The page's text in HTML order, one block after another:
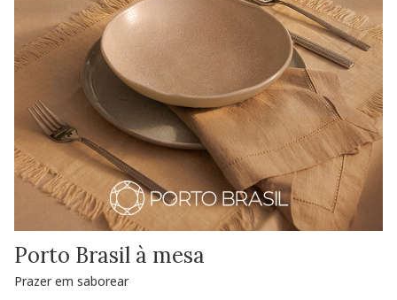
Porto Brasil à mesa
Prazer em saborear